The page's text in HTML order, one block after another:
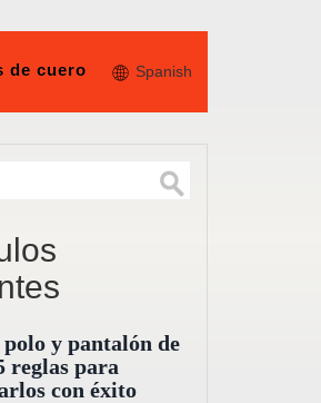
de cuero Spanish
polo y pantalón de
reglas para
con éxito